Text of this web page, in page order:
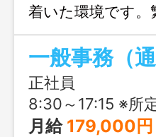
着いた環境です。
やすく、プライ
鹿児島名物「月
いも感じられる仕
一般事務（
正社員
8:30～17:15 ※所定の労働日・休日・始
月給 179,000